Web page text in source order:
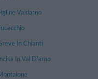
Valdarno
In Chianti
In Val D'arno